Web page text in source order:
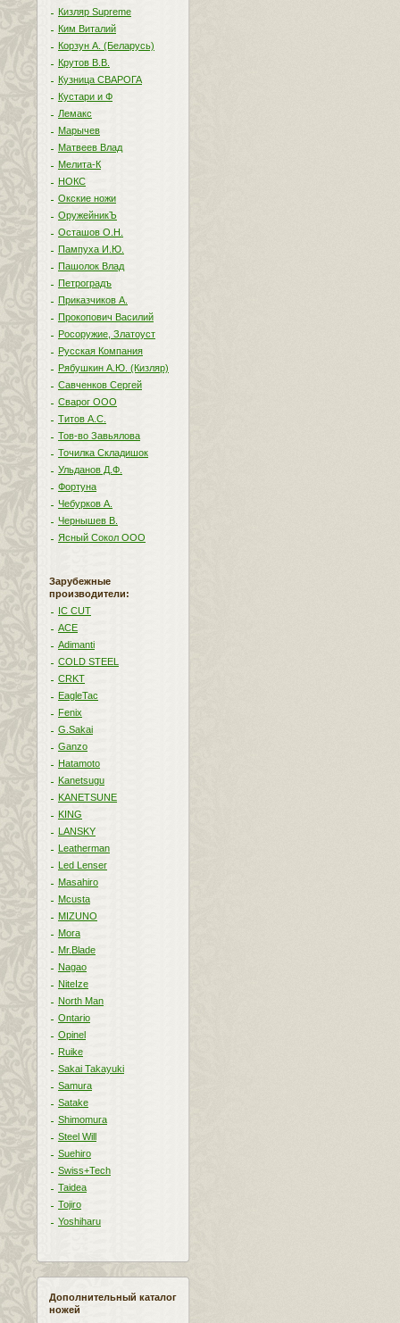
Кизляр Supreme
Ким Виталий
Корзун А. (Беларусь)
Крутов В.В.
Кузница СВАРОГА
Кустари и Ф
Лемакс
Марычев
Матвеев Влад
Мелита-К
НОКС
Окские ножи
ОружейникЪ
Осташов О.Н.
Пампуха И.Ю.
Пашолок Влад
Петроградъ
Приказчиков А.
Прокопович Василий
Росоружие, Златоуст
Русская Компания
Рябушкин А.Ю. (Кизляр)
Савченков Сергей
Сварог ООО
Титов А.С.
Тов-во Завьялова
Точилка Складишок
Ульданов Д.Ф.
Фортуна
Чебурков А.
Чернышев В.
Ясный Сокол ООО
Зарубежные
производители:
IC CUT
ACE
Adimanti
COLD STEEL
CRKT
EagleTac
Fenix
G.Sakai
Ganzo
Hatamoto
Kanetsugu
KANETSUNE
KING
LANSKY
Leatherman
Led Lenser
Masahiro
Mcusta
MIZUNO
Mora
Mr.Blade
Nagao
NiteIze
North Man
Ontario
Opinel
Ruike
Sakai Takayuki
Samura
Satake
Shimomura
Steel Will
Suehiro
Swiss+Tech
Taidea
Tojiro
Yoshiharu
Дополнительный каталог
ножей